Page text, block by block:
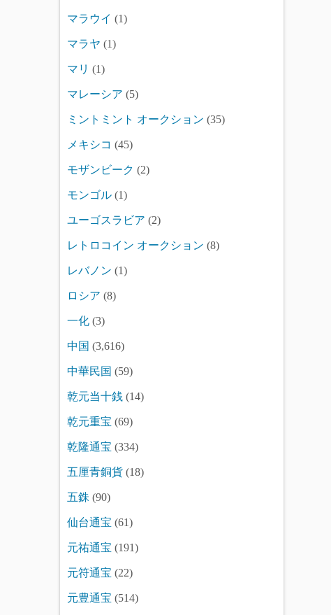
マラウイ (1)
マラヤ (1)
マリ (1)
マレーシア (5)
ミントミント オークション (35)
メキシコ (45)
モザンビーク (2)
モンゴル (1)
ユーゴスラビア (2)
レトロコイン オークション (8)
レバノン (1)
ロシア (8)
一化 (3)
中国 (3,616)
中華民国 (59)
乾元当十銭 (14)
乾元重宝 (69)
乾隆通宝 (334)
五厘青銅貨 (18)
五銖 (90)
仙台通宝 (61)
元祐通宝 (191)
元符通宝 (22)
元豊通宝 (514)